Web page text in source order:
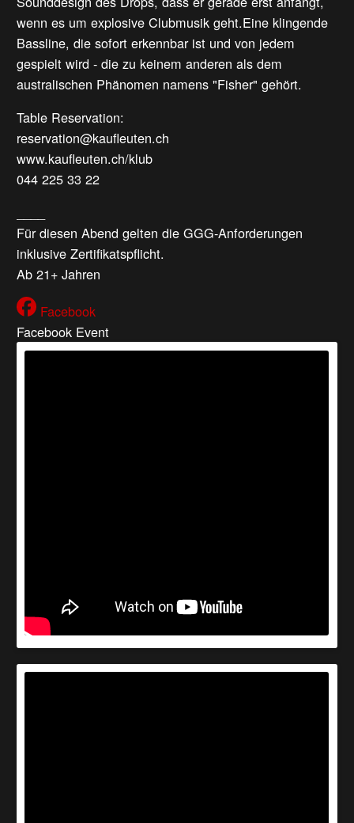
wenn es um explosive Clubmusik geht.Eine klingende
Bassline, die sofort erkennbar ist und von jedem
gespielt wird - die zu keinem anderen als dem
australischen Phänomen namens "Fisher" gehört.
Table Reservation:
reservation@kaufleuten.ch
www.kaufleuten.ch/klub
044 225 33 22
Für diesen Abend gelten die GGG-Anforderungen
inklusive Zertifikatspflicht.
Ab 21+ Jahren
Facebook
Facebook Event